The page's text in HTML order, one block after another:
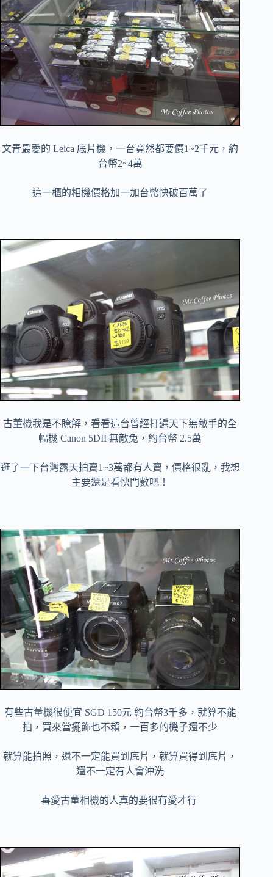
文青最愛的 Leica 底片機，一台竟然都要價1~2千元，約
台幣2~4萬
這一櫃的相機價格加一加台幣快破百萬了
古董機我是不瞭解，看看這台曾經打遍天下無敵手的全
幅機 Canon 5DII 無敵兔，約台幣 2.5萬
逛了一下台灣露天拍賣1~3萬都有人賣，價格很亂，我想
主要還是看快門數吧！
有些古董機很便宜 SGD 150元 約台幣3千多，就算不能
拍，買來當擺飾也不賴，一百多的機子還不少
就算能拍照，還不一定能買到底片，就算買得到底片，
還不一定有人會沖洗
喜愛古董相機的人真的要很有愛才行